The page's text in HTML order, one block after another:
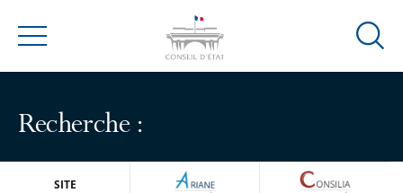
Menu
Ouvrir
Recherche :
SITE ARIANEWEB